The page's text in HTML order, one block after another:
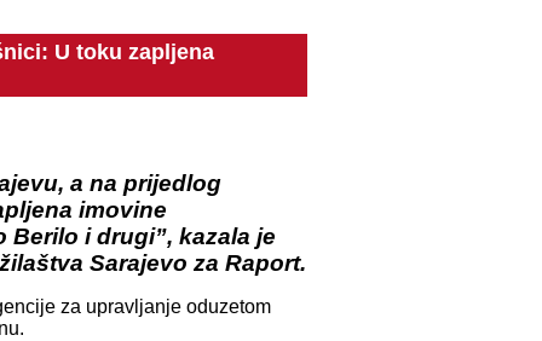
U toku zapljena
a na prijedlog
imovine
i drugi”, kazala je
Sarajevo za Raport.
za upravljanje oduzetom